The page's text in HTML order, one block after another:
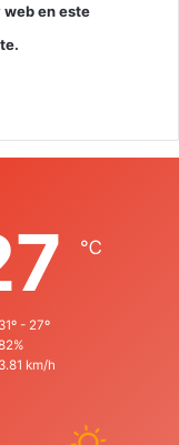
en este
℃
31º - 27º
3.81 km/h